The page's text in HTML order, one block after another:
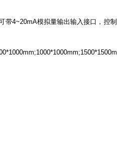
4~20mA模拟量输出输入接口，控制